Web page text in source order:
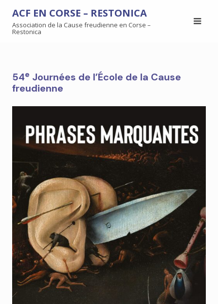
ACF EN CORSE – RESTONICA
Association de la Cause freudienne en Corse –
Restonica
54e Journées de l’École de la Cause
freudienne